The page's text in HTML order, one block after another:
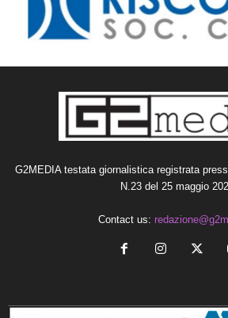
G2MEDIA testata giornalistica registrata
N.23 del 25 maggio
Contact us: